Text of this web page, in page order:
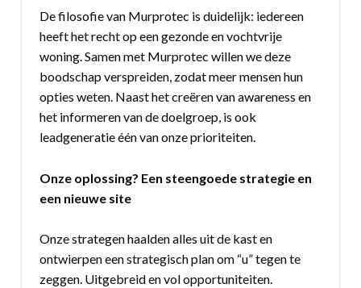
De filosofie van Murprotec is duidelijk: iedereen
heeft het recht op een gezonde en vochtvrije
woning. Samen met Murprotec willen we deze
boodschap verspreiden, zodat meer mensen hun
opties weten. Naast het creëren van awareness en
het informeren van de doelgroep, is ook
leadgeneratie één van onze prioriteiten.
Onze oplossing? Een steengoede strategie en
een nieuwe site
Onze strategen haalden alles uit de kast en
ontwierpen een strategisch plan om “u” tegen te
zeggen. Uitgebreid en vol opportuniteiten.